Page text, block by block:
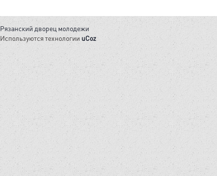
Рязанский дворец молодежи
Используются технологии uCoz